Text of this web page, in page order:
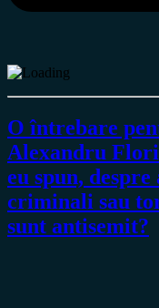
O întrebare
Alexandru
eu spun,
criminali sau
sunt antisemit?